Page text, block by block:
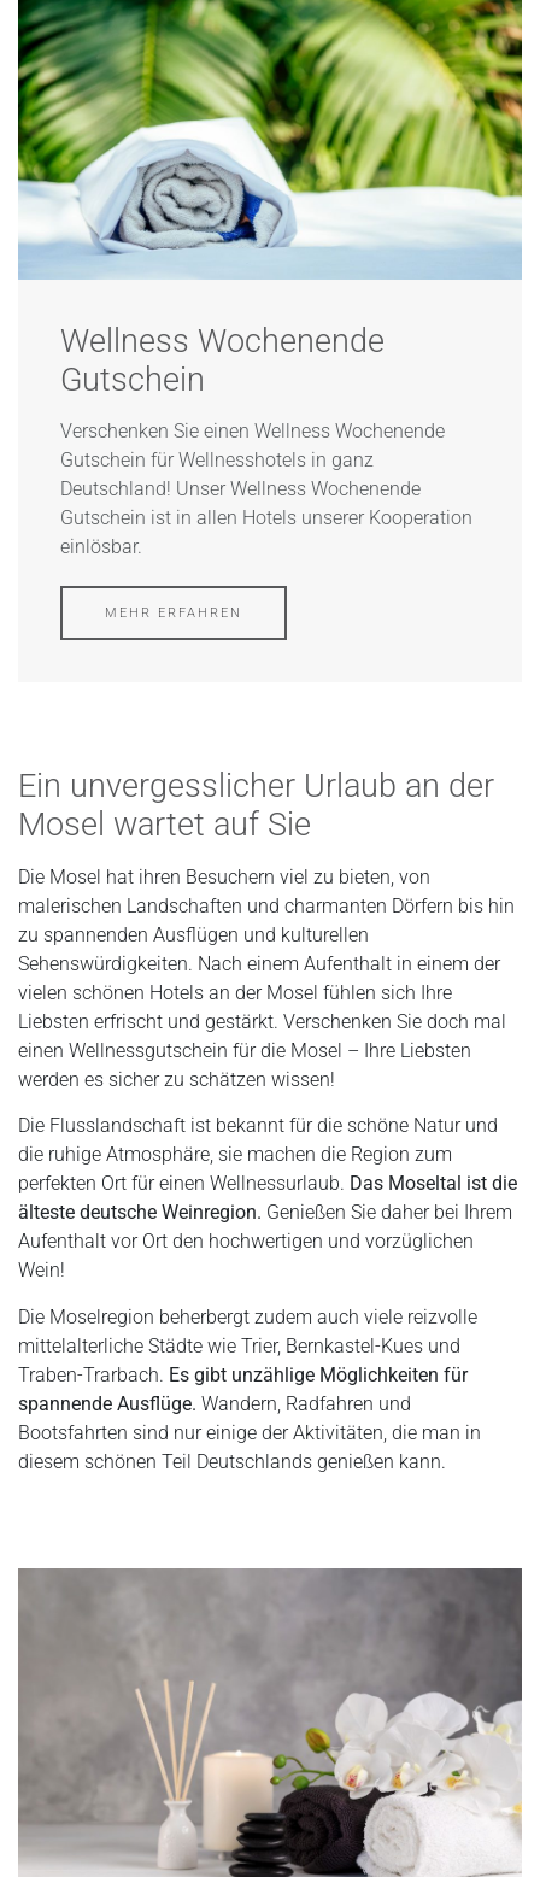
Wellness Wochenende
Gutschein
Verschenken Sie einen Wellness Wochenende
Gutschein für Wellnesshotels in ganz
Deutschland! Unser Wellness Wochenende
Gutschein ist in allen Hotels unserer Kooperation
einlösbar.
MEHR ERFAHREN
Ein unvergesslicher Urlaub an der
Mosel wartet auf Sie
Die Mosel hat ihren Besuchern viel zu bieten, von
malerischen Landschaften und charmanten Dörfern bis hin
zu spannenden Ausflügen und kulturellen
Sehenswürdigkeiten. Nach einem Aufenthalt in einem der
vielen schönen Hotels an der Mosel fühlen sich Ihre
Liebsten erfrischt und gestärkt. Verschenken Sie doch mal
einen Wellnessgutschein für die Mosel – Ihre Liebsten
werden es sicher zu schätzen wissen!
Die Flusslandschaft ist bekannt für die schöne Natur und
die ruhige Atmosphäre, sie machen die Region zum
perfekten Ort für einen Wellnessurlaub. Das Moseltal ist die
älteste deutsche Weinregion. Genießen Sie daher bei Ihrem
Aufenthalt vor Ort den hochwertigen und vorzüglichen
Wein!
Die Moselregion beherbergt zudem auch viele reizvolle
mittelalterliche Städte wie Trier, Bernkastel-Kues und
Traben-Trarbach. Es gibt unzählige Möglichkeiten für
spannende Ausflüge. Wandern, Radfahren und
Bootsfahrten sind nur einige der Aktivitäten, die man in
diesem schönen Teil Deutschlands genießen kann.